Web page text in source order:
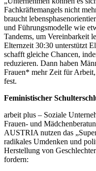
Fachkräftemangels nicht
braucht
und Führungsmodelle wie
Tandems, um Vereinbarkeit
Elternzeit 30:30 unterstützt
schafft gleiche Chancen,
reduzieren. Dann haben
Frauen* mehr Zeit für
fest.
Feministischer
arbeit plus – Soziale
Frauen- und
AUSTRIA nutzen das
radikales Umdenken und
Herstellung von
fordern: